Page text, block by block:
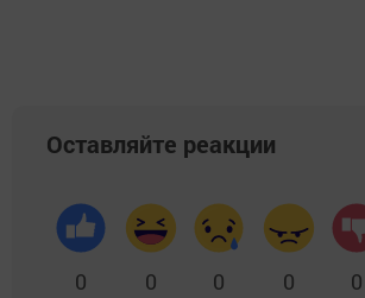
Оставляйте реакции
0 0 0 0 0